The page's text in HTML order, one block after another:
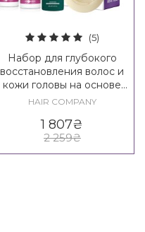
(5)
Набор для глубокого
восстановления волос и
кожи головы на основе
стволовых клеток Hair
Hair Repair Kit
HAIR COMPANY
1 807₴
2 259₴